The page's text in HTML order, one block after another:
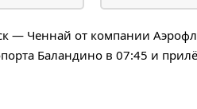
— Ченнай от компании
Баландино в 07:45 и